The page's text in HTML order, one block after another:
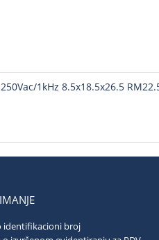
1kHz 8.5x18.5x26.5
identifikacioni broj